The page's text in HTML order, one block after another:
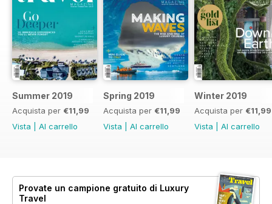
Summer 2019
Acquista per €11,99
Vista
Al carrello
Spring 2019
Acquista per €11,99
Vista
Al carrello
Winter 2019
Acquista per €11,99
Vista
Al carrello
Provate un campione gratuito di Luxury
Travel